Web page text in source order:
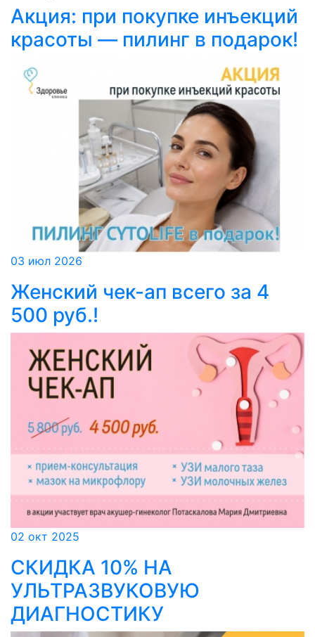
Акция: при покупке инъекций
красоты — пилинг в подарок!
03 июл 2026
Женский чек-ап всего за 4
500 руб.!
02 окт 2025
СКИДКА 10% НА
УЛЬТРАЗВУКОВУЮ
ДИАГНОСТИКУ